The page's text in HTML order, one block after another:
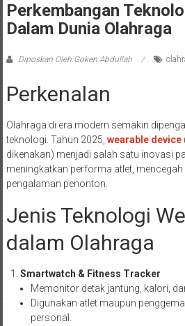
Perkembangan
Dalam Dunia Olahraga
Diposkan Oleh:Goken Abdullah
Perkenalan
Olahraga di era modern semakin
teknologi. Tahun 2025, wearable device
dikenakan) menjadi salah satu inovasi
meningkatkan performa atlet,
pengalaman penonton.
Jenis Teknologi
dalam Olahraga
Smartwatch & Fitness Tracker
Memonitor detak jantung, kalori,
Digunakan atlet maupun
personal.